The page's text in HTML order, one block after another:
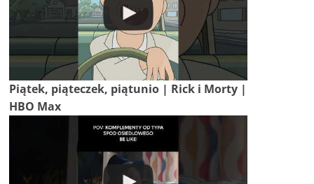
Piątek, piąteczek, piątunio | Rick i Morty |
HBO Max